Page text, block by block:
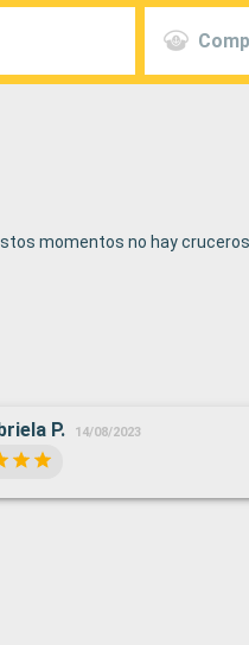
momentos no hay
P. 14/08/2023